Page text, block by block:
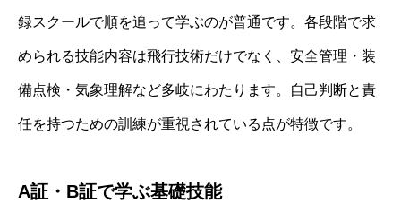
録スクールで順を追って学ぶのが普通です。各段階で求
められる技能内容は飛行技術だけでなく、安全管理・装
備点検・気象理解など多岐にわたります。自己判断と責
任を持つための訓練が重視されている点が特徴です。
A証・B証で学ぶ基礎技能